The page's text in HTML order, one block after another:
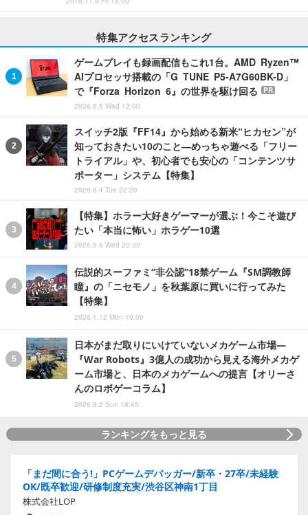
特集アクセスランキング
ゲームプレイも録画配信もこれ1台。AMD Ryzen™
AIプロセッサ搭載の「G TUNE P5-A7G60BK-D」
で『Forza Horizon 6』の世界を駆け回る
PR
2026.8.5 Wed 12:00
スイッチ2版『FF14』から始める新米“ヒカセン”が
知っておきたい10のこと―めっちゃ遊べる「フリー
トライアル」や、初心者でも安心の「コンテンツサ
ポーター」システム【特集】
2026.8.4 Tue 22:20
【特集】ホラー大好きゲーマーが選ぶ！今こそ遊び
たい「本当に怖い」ホラゲー10選
2026.5.6 Wed 20:30
伝説的スーファミ“非公認”18禁ゲーム『SM調教師
瞳』の「ニセモノ」を秋葉原に買いに行ってみた
【特集】
2026.1.12 Mon 19:00
日本がまだ取りにいけていないメカゲーム市場―
『War Robots』3億人の成功から見える海外メカゲ
ーム市場と、日本のメカゲームへの提言【オリーさ
んのロボゲーコラム】
2026.8.2 Sun 18:45
ランキングをもっと見る
「まだ間に合う!」PCゲームデバッガー/新卒・27卒/未経験
OK/既卒歓迎/研修制度充実/渋谷区神南1丁目
株式会社LOP